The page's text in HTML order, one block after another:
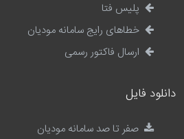
پلیس فتا
خطاهای رایج سامانه مودیان
ارسال فاکتور رسمی
دانلود فایل
صفر تا صد سامانه مودیان